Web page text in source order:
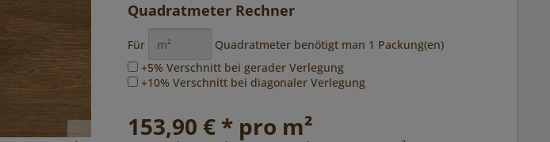
Quadratmeter Rechner
Für Quadratmeter benötigt man 1 Packung(en)
+5% Verschnitt bei gerader Verlegung
+10% Verschnitt bei diagonaler Verlegung
153,90 € * pro m²